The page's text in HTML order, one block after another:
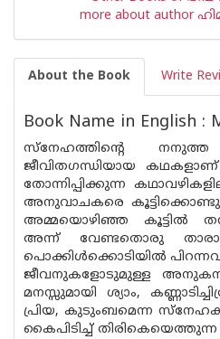
more about author
About the Book Write
Book Name in English :
സ്‌നേഹത്തിന്റെ
ജീവിതഗന്ധിയായ കഥകളാണ്
തോന്നിപ്പിക്കുന്ന
അനുവാചകരെ കൂട്ടിക്കൊണ്ടു
അമ്മയൊഴിഞ്ഞ കൂട്ടില്‍
അന്ന് വേണ്ടതൊരു
പൊക്കിള്‍ക്കൊടിയില്‍
ജീവനുകളോടുമുള്ള
മനസ്സുമായി ശ്യാം,
പ്രിയ, കുടുംബമെന്ന
കൈപിടിച്ച്